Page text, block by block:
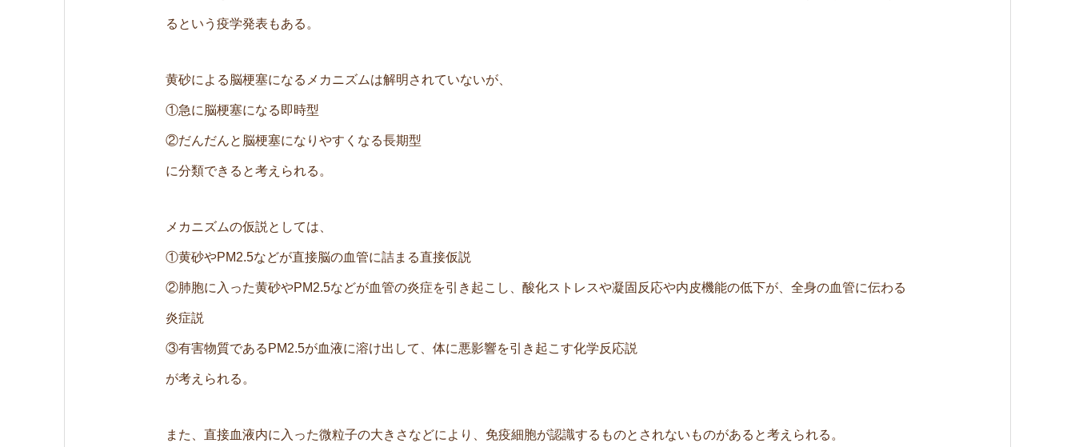
るという疫学発表もある。
黄砂による脳梗塞になるメカニズムは解明されていないが、
①急に脳梗塞になる即時型
②だんだんと脳梗塞になりやすくなる長期型
に分類できると考えられる。
メカニズムの仮説としては、
①黄砂やPM2.5などが直接脳の血管に詰まる直接仮説
②肺胞に入った黄砂やPM2.5などが血管の炎症を引き起こし、酸化ストレスや凝固反応や内皮機能の低下が、全身の血管に伝わる
炎症説
③有害物質であるPM2.5が血液に溶け出して、体に悪影響を引き起こす化学反応説
が考えられる。
また、直接血液内に入った微粒子の大きさなどにより、免疫細胞が認識するものとされないものがあると考えられる。